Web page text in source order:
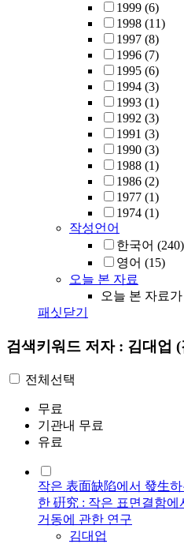
1999 (6)
1998 (11)
1997 (8)
1996 (7)
1995 (6)
1994 (3)
1993 (1)
1992 (3)
1991 (3)
1990 (3)
1988 (1)
1986 (2)
1977 (1)
1974 (1)
작성언어
한국어 (240)
영어 (15)
오늘 본 자료
오늘 본 자료
패싯닫기
검색키워드 저자 : 김대업 (
전체선택
무료
기관내 무료
유료
작은 表面缺陷에서 發生
한 硏究 : 작은 표면결함
거동에 관한 연구
김대업